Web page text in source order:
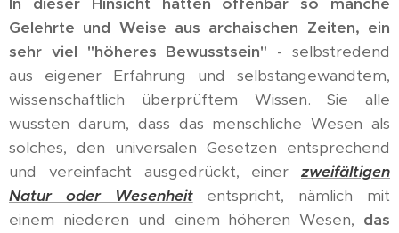
Gelehrte und Weise aus archaischen Zeiten, ein
sehr viel "höheres Bewusstsein" - selbstredend
aus eigener Erfahrung und selbstangewandtem,
wissenschaftlich überprüftem Wissen. Sie alle
wussten darum, dass das menschliche Wesen als
solches, den universalen Gesetzen entsprechend
und vereinfacht ausgedrückt, einer zweifältigen
Natur oder Wesenheitentspricht, nämlich mit
einem niederen und einem höheren Wesen, das